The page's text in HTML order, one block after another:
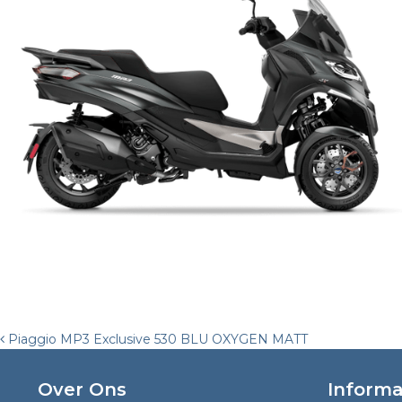
Post
navigation
Piaggio MP3 Exclusive 530 BLU OXYGEN MATT
Over Ons